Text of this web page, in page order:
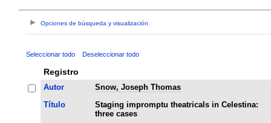
Opciones de búsqueda y visualización
Seleccionar todo Deseleccionar todo
Registro
Autor
Snow, Joseph Thomas
Título
Staging impromptu theatricals in Celestina:
three cases